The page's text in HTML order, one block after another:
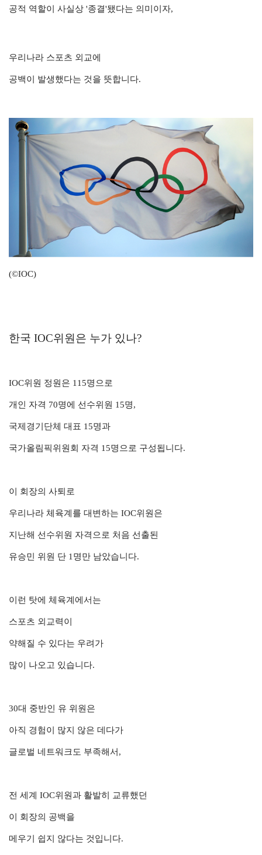
공적 역할이 사실상 '종결'됐다는 의미이자,
우리나라 스포츠 외교에
공백이 발생했다는 것을 뜻합니다.
(©IOC)
한국 IOC위원은 누가 있나?
IOC위원 정원은 115명으로
개인 자격 70명에 선수위원 15명,
국제경기단체 대표 15명과
국가올림픽위원회 자격 15명으로 구성됩니다.
이 회장의 사퇴로
우리나라 체육계를 대변하는 IOC위원은
지난해 선수위원 자격으로 처음 선출된
유승민 위원 단 1명만 남았습니다.
이런 탓에 체육계에서는
스포츠 외교력이
약해질 수 있다는 우려가
많이 나오고 있습니다.
30대 중반인 유 위원은
아직 경험이 많지 않은 데다가
글로벌 네트워크도 부족해서,
전 세계 IOC위원과 활발히 교류했던
이 회장의 공백을
메우기 쉽지 않다는 것입니다.